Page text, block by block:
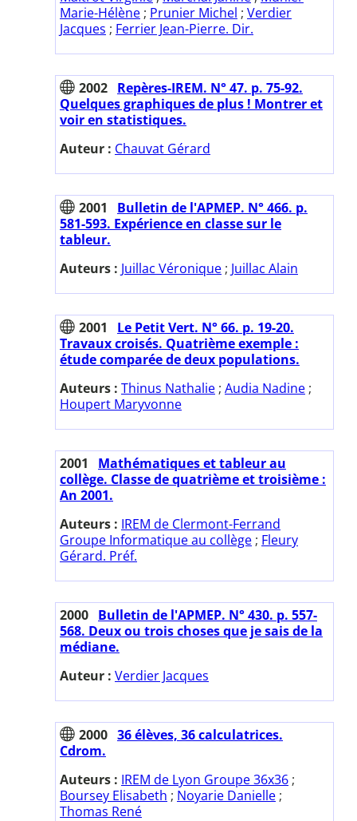
Marie-Hélène ; Prunier Michel ; Verdier
Jacques ; Ferrier Jean-Pierre. Dir.
2002 Repères-IREM. N° 47. p. 75-92.
Quelques graphiques de plus ! Montrer et
voir en statistiques.
Auteur : Chauvat Gérard
2001
Bulletin de l'APMEP. N° 466. p.
581-593. Expérience en classe sur le
tableur.
Auteurs : Juillac Véronique ; Juillac Alain
2001
Le Petit Vert. N° 66. p. 19-20.
Travaux croisés. Quatrième exemple :
étude comparée de deux populations.
Auteurs : Thinus Nathalie ; Audia Nadine ;
Houpert Maryvonne
2001
Mathématiques et tableur au
collège. Classe de quatrième et troisième :
An 2001.
Auteurs : IREM de Clermont-Ferrand
Groupe Informatique au collège ; Fleury
Gérard. Préf.
2000 Bulletin de l'APMEP. N° 430. p. 557-
568. Deux ou trois choses que je sais de la
médiane.
Auteur : Verdier Jacques
2000 36 élèves, 36 calculatrices.
Cdrom.
Auteurs : IREM de Lyon Groupe 36x36 ;
Boursey Elisabeth ; Noyarie Danielle ;
Thomas René